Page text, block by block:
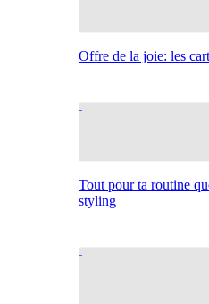
Offre de la joie: les
Tout pour ta routine
styling